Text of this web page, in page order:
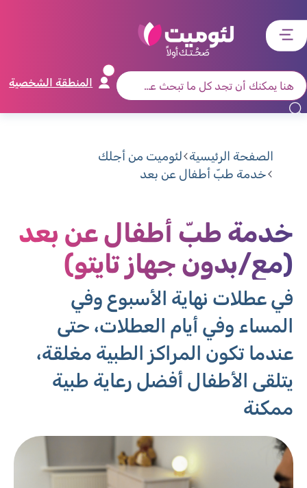
דלג
לתפריט
דלג
לרכיב
דלג
לתוכן
דלג
לאזור
תחתון
المنطقة الشخصية
الصفحة الرئيسية لئوميت من أجلك
خدمة طبّ أطفال عن بعد
خدمة طبّ أطفال عن بعد
(مع/بدون جهاز تايتو)
في عطلات نهاية الأسبوع وفي
المساء وفي أيام العطلات، حتى
عندما تكون المراكز الطبية مغلقة،
يتلقى الأطفال أفضل رعاية طبية
ممكنة